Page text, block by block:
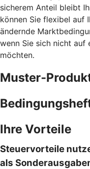
sicherem Anteil bleibt
können Sie flexibel auf
ändernde
wenn Sie sich nicht auf
möchten.
Muster-
Ihre Vorteile
Steuervorteile
als